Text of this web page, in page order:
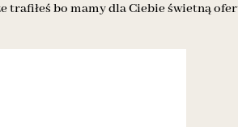
trafiłeś bo mamy dla Ciebie świetną